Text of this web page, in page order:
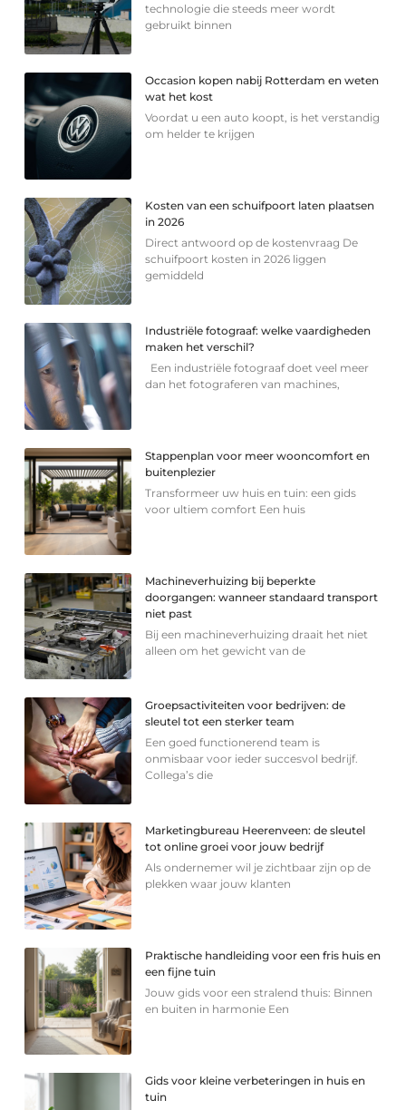
technologie die steeds meer wordt
gebruikt binnen
Occasion kopen nabij Rotterdam en weten
wat het kost
Voordat u een auto koopt, is het verstandig
om helder te krijgen
Kosten van een schuifpoort laten plaatsen
in 2026
Direct antwoord op de kostenvraag De
schuifpoort kosten in 2026 liggen
gemiddeld
Industriële fotograaf: welke vaardigheden
maken het verschil?
Een industriële fotograaf doet veel meer
dan het fotograferen van machines,
Stappenplan voor meer wooncomfort en
buitenplezier
Transformeer uw huis en tuin: een gids
voor ultiem comfort Een huis
Machineverhuizing bij beperkte
doorgangen: wanneer standaard transport
niet past
Bij een machineverhuizing draait het niet
alleen om het gewicht van de
Groepsactiviteiten voor bedrijven: de
sleutel tot een sterker team
Een goed functionerend team is
onmisbaar voor ieder succesvol bedrijf.
Collega’s die
Marketingbureau Heerenveen: de sleutel
tot online groei voor jouw bedrijf
Als ondernemer wil je zichtbaar zijn op de
plekken waar jouw klanten
Praktische handleiding voor een fris huis en
een fijne tuin
Jouw gids voor een stralend thuis: Binnen
en buiten in harmonie Een
Gids voor kleine verbeteringen in huis en
tuin